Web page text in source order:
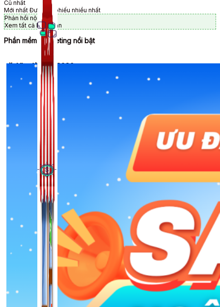
Thủ Thuật Facebook
536 bài viết
Kiếm Tiền MMO
1,422 bài viết
Cũ nhất
Mới nhất Được bỏ phiếu nhiều nhất
Phản hồi nội tuyến
Xem tất cả bình luận
Phần mềm Marketing nổi bật
🎉 Ưu đãi Tết 2026